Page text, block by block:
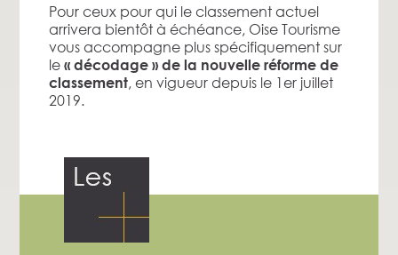
Pour ceux pour qui le classement actuel
arrivera bientôt à échéance, Oise Tourisme
vous accompagne plus spécifiquement sur
le « décodage » de la nouvelle réforme de
classement, en vigueur depuis le 1er juillet
2019.